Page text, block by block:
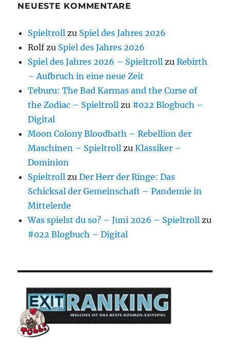
NEUESTE KOMMENTARE
Spieltroll zu Spiel des Jahres 2026
Rolfzu Spiel des Jahres 2026
Spiel des Jahres 2026 – Spieltroll zuRebirth
– Aufbruch in eine neue Zeit
Teburu: The Bad Karmas and the Curse of
the Zodiac – Spieltroll zu #022 Blogbuch –
Digital
Moon Colony Bloodbath – Rebellion der
Maschinen – Spieltroll zuKlassiker –
Dominion
Spieltroll zuDer Herr der Ringe: Das
Schicksal der Gemeinschaft – Pandemie in
Mittelerde
Was spielst du so? – Juni 2026 – Spieltroll zu
#022 Blogbuch – Digital